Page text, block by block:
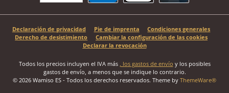
Declaración de privacidad Pie de imprenta
Condiciones generales
Derecho de desistimiento
Cambiar la configuración de las cookies
Declarar la revocación
Todos los precios incluyen el IVA más , los gastos de envío y los posibles
gastos de envío, a menos que se indique lo contrario.
© 2026 Wamiso ES - Todos los derechos reservados. Theme by ThemeWare®